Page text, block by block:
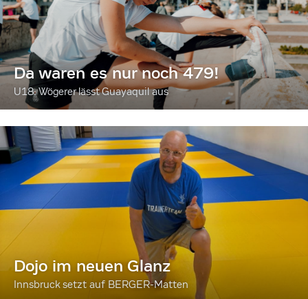
Da waren es nur noch 479!
U18: Wögerer lässt Guayaquil aus
Dojo im neuen Glanz
Innsbruck setzt auf BERGER-Matten